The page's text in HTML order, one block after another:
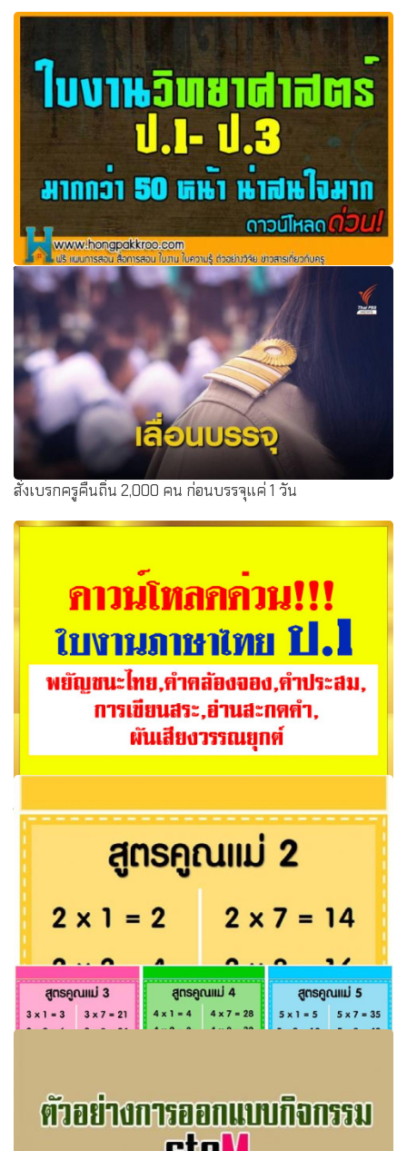
ใบงานวิทยาศาสตร์ ป.1- ป.3 มากกว่า 50 หน้า น่าสนใจมาก
สั่งเบรกครูคืนถิ่น 2,000 คน ก่อนบรรจุแค่ 1 วัน
ใบงานภาษาไทย ป.1 ดาวน์โหลดเอกสารประกอบ ที่มา ครูเสริม
สิทธิ์ ออนไลน์
12 รูปธงใช้แปะที่ผนังห้อง